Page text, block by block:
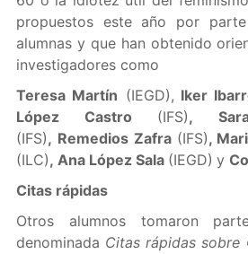
propuestos este año por
alumnas y que han obtenido
investigadores como
Teresa Martín (IEGD), Iker
López Castro (IFS),
(IFS), Remedios Zafra (IFS),
(ILC), Ana López Sala (IEGD) y
Citas rápidas
Otros alumnos tomaron
denominada Citas rápidas sobre